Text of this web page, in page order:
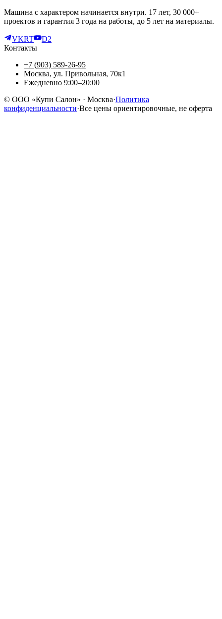
Машина с характером начинается внутри. 17 лет, 30 000+
проектов и гарантия 3 года на работы, до 5 лет на материалы.
VKRT
D2
Контакты
+7 (903) 589-26-95
Москва, ул. Привольная, 70к1
Ежедневно 9:00–20:00
© ООО «Купи Салон» · Москва·Политика
конфиденциальности·Все цены ориентировочные, не оферта